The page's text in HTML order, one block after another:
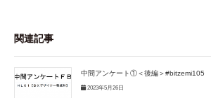
関連記事
中間アンケート①＜後編＞#bitzemi105
2023年5月26日